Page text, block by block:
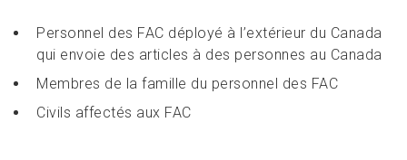
Personnel des FAC déployé à l’extérieur du Canada
qui envoie des articles à des personnes au Canada
Membres de la famille du personnel des FAC
Civils affectés aux FAC